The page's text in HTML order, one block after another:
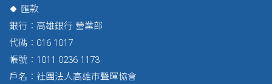
匯款
銀行：高雄銀行 營業部
代碼：016 1017
帳號：1011 0236 1173
戶名：社團法人高雄市聲暉協會